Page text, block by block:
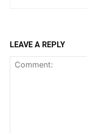
LEAVE A REPLY